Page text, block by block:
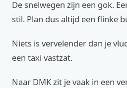
De snelwegen zijn een gok.
stil. Plan dus altijd een flinke
Niets is vervelender dan je
een taxi vastzat.
Naar DMK zit je vaak in een